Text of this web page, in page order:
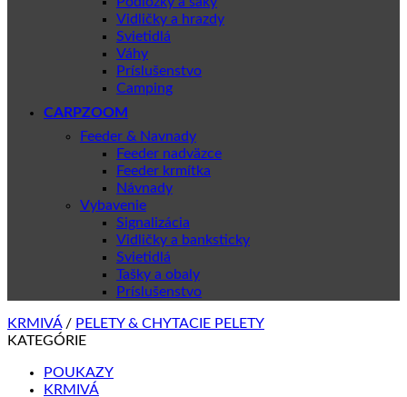
Vidličky a hrazdy
Svietidlá
Váhy
Príslušenstvo
Camping
CARPZOOM
Feeder & Navnady
Feeder nadväzce
Feeder krmítka
Návnady
Vybavenie
Signalizácia
Vidličky a banksticky
Svietidlá
Tašky a obaly
Príslušenstvo
KRMIVÁ / PELETY & CHYTACIE PELETY
KATEGÓRIE
POUKAZY
KRMIVÁ